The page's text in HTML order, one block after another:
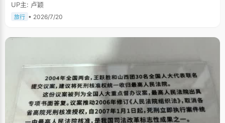
UP主: 卢颖
旅行 • 2026/7/20